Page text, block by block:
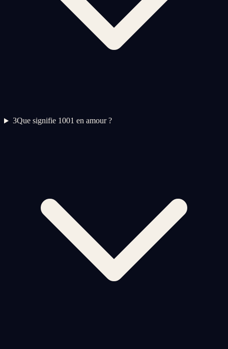
3Que signifie 1001 en amour ?